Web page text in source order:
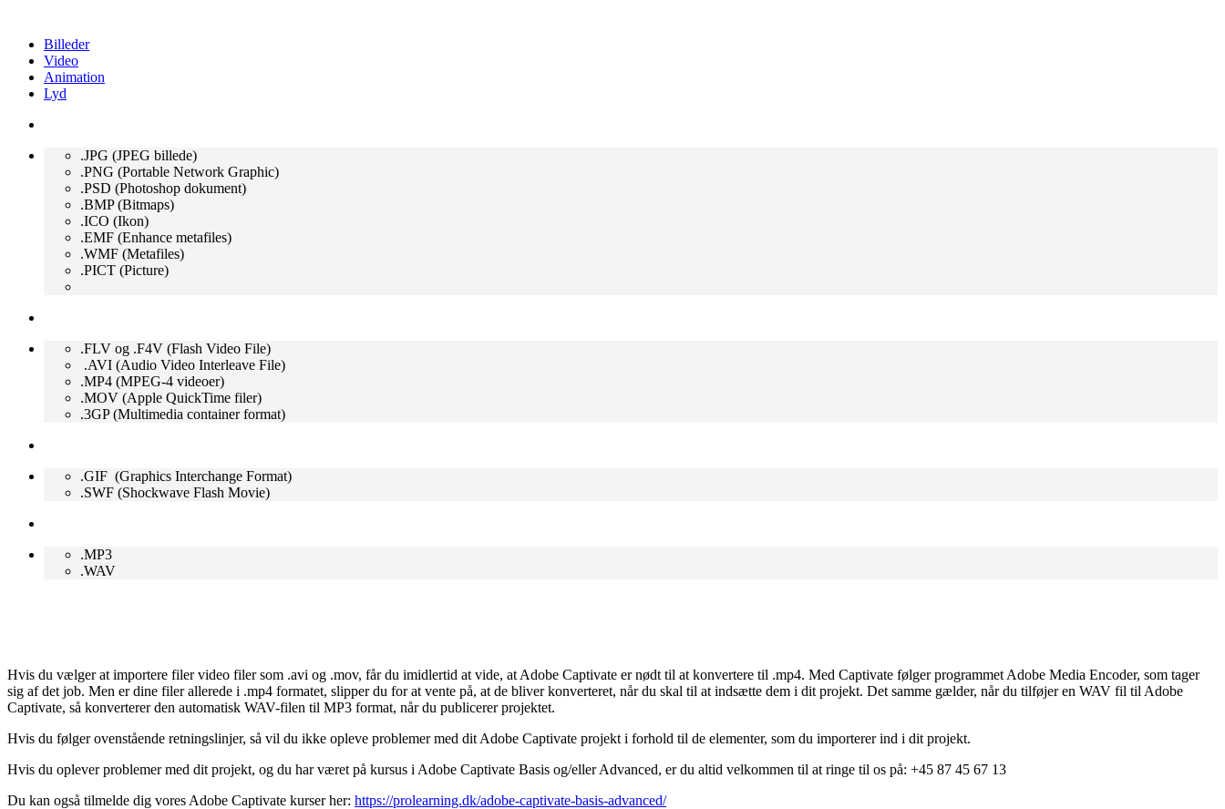
Billeder
Video
Animation
Lyd
.JPG (JPEG billede)
.PNG (Portable Network Graphic)
.PSD (Photoshop dokument)
.BMP (Bitmaps)
.ICO (Ikon)
.EMF (Enhance metafiles)
.WMF (Metafiles)
.PICT (Picture)
.FLV og .F4V (Flash Video File)
.AVI (Audio Video Interleave File)
.MP4 (MPEG-4 videoer)
.MOV (Apple QuickTime filer)
.3GP (Multimedia container format)
.GIF (Graphics Interchange Format)
.SWF (Shockwave Flash Movie)
.MP3
.WAV
Hvis du vælger at importere filer video filer som .avi og .mov, får du imidlertid at vide, at Adobe Captivate er nødt til at konvertere til .mp4. Med Captivate følger programmet Adobe Media Encoder, som tager
sig af det job. Men er dine filer allerede i .mp4 formatet, slipper du for at vente på, at de bliver konverteret, når du skal til at indsætte dem i dit projekt. Det samme gælder, når du tilføjer en WAV fil til Adobe
Captivate, så konverterer den automatisk WAV-filen til MP3 format, når du publicerer projektet.
Hvis du følger ovenstående retningslinjer, så vil du ikke opleve problemer med dit Adobe Captivate projekt i forhold til de elementer, som du importerer ind i dit projekt.
Hvis du oplever problemer med dit projekt, og du har været på kursus i Adobe Captivate Basis og/eller Advanced, er du altid velkommen til at ringe til os på: +45 87 45 67 13
Du kan også tilmelde dig vores Adobe Captivate kurser her: https://prolearning.dk/adobe-captivate-basis-advanced/